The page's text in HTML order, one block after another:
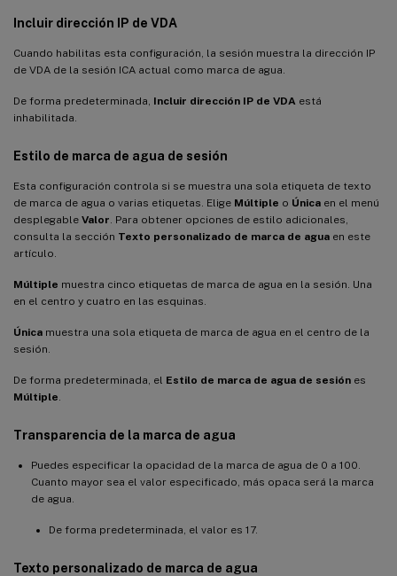
Incluir dirección IP de VDA
Cuando habilitas esta configuración, la sesión muestra la dirección IP
de VDA de la sesión ICA actual como marca de agua.
De forma predeterminada, Incluir dirección IP de VDA está
inhabilitada.
Estilo de marca de agua de sesión
Esta configuración controla si se muestra una sola etiqueta de texto
de marca de agua o varias etiquetas. Elige Múltiple o Única en el menú
desplegable Valor . Para obtener opciones de estilo adicionales,
consulta la sección Texto personalizado de marca de agua en este
artículo.
Múltiple muestra cinco etiquetas de marca de agua en la sesión. Una
en el centro y cuatro en las esquinas.
Única muestra una sola etiqueta de marca de agua en el centro de la
sesión.
De forma predeterminada, el Estilo de marca de agua de sesión es
Múltiple
Transparencia de la marca de agua
Puedes especificar la opacidad de la marca de agua de 0 a 100.
Cuanto mayor sea el valor especificado, más opaca será la marca
de agua.
De forma predeterminada, el valor es 17.
Texto personalizado de marca de agua